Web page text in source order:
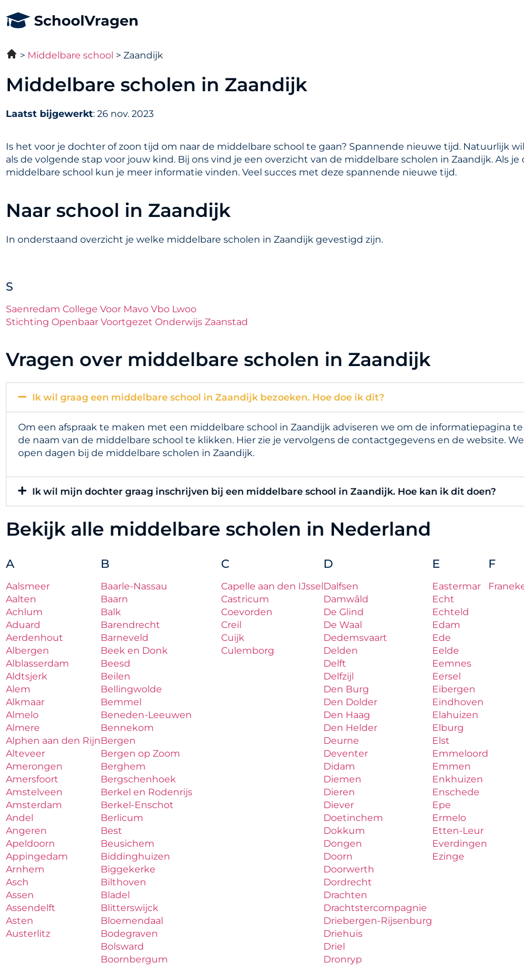
Middelbare school Zaandijk
Middelbare scholen in Zaandijk
Laatst bijgewerkt: 26 nov. 2023
Is het voor je dochter of zoon tijd om naar de middelbare school te gaan? Spannende nieuwe tijd. Natuurlijk
als de volgende stap voor jouw kind. Bij ons vind je een overzicht van de middelbare scholen in Zaandijk. Als
middelbare school kun je meer informatie vinden. Veel succes met deze spannende nieuwe tijd.
Naar school in Zaandijk
In onderstaand overzicht je welke middelbare scholen in Zaandijk gevestigd zijn.
S
Saenredam College Voor Mavo Vbo Lwoo
Stichting Openbaar Voortgezet Onderwijs Zaanstad
Vragen over middelbare scholen in Zaandijk
Ik wil graag een middelbare school in Zaandijk bezoeken. Hoe doe ik dit?
Om een afspraak te maken met een middelbare school in Zaandijk adviseren we om de informatiepagina
de naam van de middelbare school te klikken. Hier zie je vervolgens de contactgegevens en de website.
open dagen bij de middelbare scholen in Zaandijk.
Ik wil mijn dochter graag inschrijven bij een middelbare school in Zaandijk. Hoe kan ik dit doen?
Bekijk alle middelbare scholen in Nederland
A
Aalsmeer
Aalten
Achlum
Aduard
Aerdenhout
Albergen
Alblasserdam
Aldtsjerk
Alem
Alkmaar
Almelo
Almere
Alphen aan den Rijn
Alteveer
Amerongen
Amersfoort
Amstelveen
Amsterdam
Andel
Angeren
Apeldoorn
Appingedam
Arnhem
Asch
Assen
Assendelft
Asten
Austerlitz
B
Baarle-Nassau
Baarn
Balk
Barendrecht
Barneveld
Beek en Donk
Beesd
Beilen
Bellingwolde
Bemmel
Beneden-Leeuwen
Bennekom
Bergen
Bergen op Zoom
Berghem
Bergschenhoek
Berkel en Rodenrijs
Berkel-Enschot
Berlicum
Best
Beusichem
Biddinghuizen
Biggekerke
Bilthoven
Bladel
Blitterswijck
Bloemendaal
Bodegraven
Bolsward
Boornbergum
C
Capelle aan den IJssel
Castricum
Coevorden
Creil
Cuijk
Culemborg
D
Dalfsen
Damwâld
De Glind
De Waal
Dedemsvaart
Delden
Delft
Delfzijl
Den Burg
Den Dolder
Den Haag
Den Helder
Deurne
Deventer
Didam
Diemen
Dieren
Diever
Doetinchem
Dokkum
Dongen
Doorn
Doorwerth
Dordrecht
Drachten
Drachtstercompagnie
Driebergen-Rijsenburg
Driehuis
Driel
Dronryp
E
Eastermar
Echt
Echteld
Edam
Ede
Eelde
Eemnes
Eersel
Eibergen
Eindhoven
Elahuizen
Elburg
Elst
Emmeloord
Emmen
Enkhuizen
Enschede
Epe
Ermelo
Etten-Leur
Everdingen
Ezinge
F